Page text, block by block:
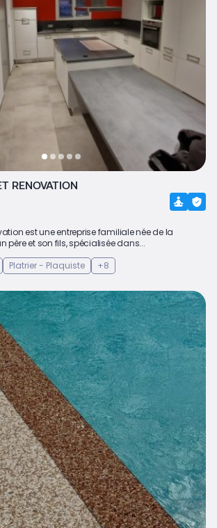
RENOVATION
est une entreprise familiale née de la
père et son fils, spécialisée dans...
Platrier - Plaquiste +8